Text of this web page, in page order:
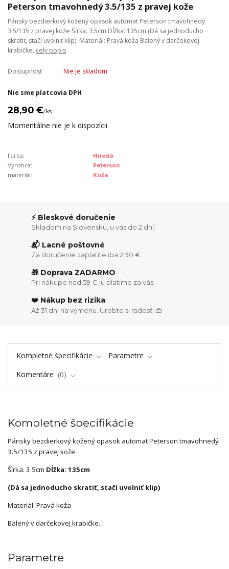
Peterson tmavohnedý 3.5/135 z pravej kože
Pánsky bezdierkový kožený opasok automat Peterson tmavohnedý
3.5/135 z pravej kože Šírka: 3.5cm Dĺžka: 135cm (Dá sa jednoducho
skratiť, stačí uvolniť klip) Materiál: Pravá koža Balený v darčekovej
krabičke. celý popis
Dostupnosť Nie je skladom
Nie sme platcovia DPH
28,90 €/ks
Momentálne nie je k dispozícii
Farba:
Hnedá
Výrobca:
Peterson
materiál:
Koža
⚡ Bleskové doručenie
Skladom na Slovensku, u vás do 2 dní.
📬 Lacné poštovné
Za doručenie zaplatíte iba 2,90 €.
🎁 Doprava ZADARMO
Pri nákupe nad 59 € ju platíme za vás.
❤️ Nákup bez rizika
Až 31 dní na výmenu. Urobte si radosť! 👜
Kompletné špecifikácie
Parametre
Komentáre
0
Kompletné špecifikácie
Pánsky bezdierkový kožený opasok automat Peterson tmavohnedý
3.5/135 z pravej kože
Šírka: 3.5cm Dĺžka: 135cm
(Dá sa jednoducho skratiť, stačí uvolniť klip)
Materiál: Pravá koža
Balený v darčekovej krabičke.
Parametre